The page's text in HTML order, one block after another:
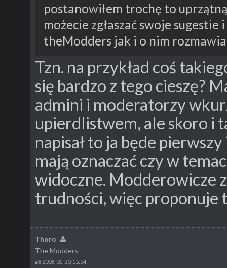
postanowiłem trochę to
możecie zgłaszać swoje
theModders jak i o nim
Tzn. na przykład coś
się bardzo z tego cieszę?
admini i moderatorzy
upierdlistwem, ale skoro i
napisał to ja będe
mają oznaczać czy w
widoczne. Modderowicze
trudności, więc proponuje
Thoro
The Modders
#6 2008-01-30, 15:54